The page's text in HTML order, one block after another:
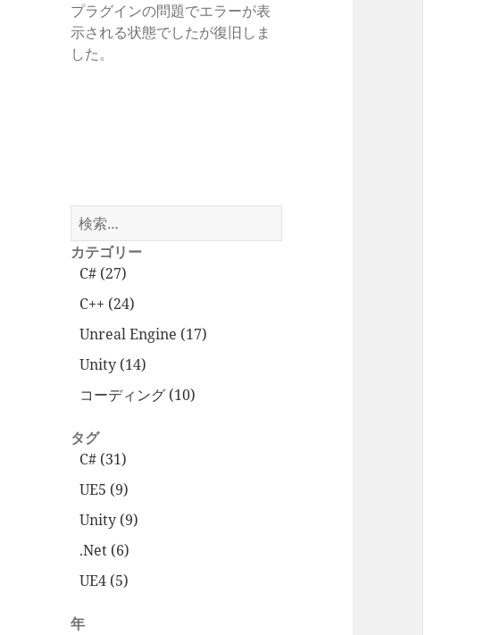
プラグインの問題でエラーが表
示される状態でしたが復旧しま
した。
検
索:
カテゴリー
C# (27)
C++ (24)
Unreal Engine (17)
Unity (14)
コーディング (10)
タグ
C# (31)
UE5 (9)
Unity (9)
.Net (6)
UE4 (5)
年